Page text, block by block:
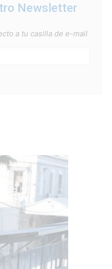
Newsletter
a tu casilla de e-mail